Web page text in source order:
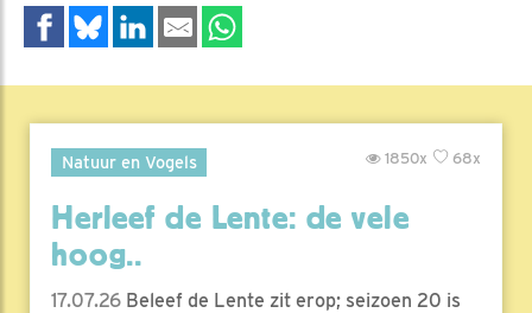
Natuur en Vogels 68x
1850x
Herleef de Lente: de vele
hoog..
17.07.26 Beleef de Lente zit erop; seizoen 20 is